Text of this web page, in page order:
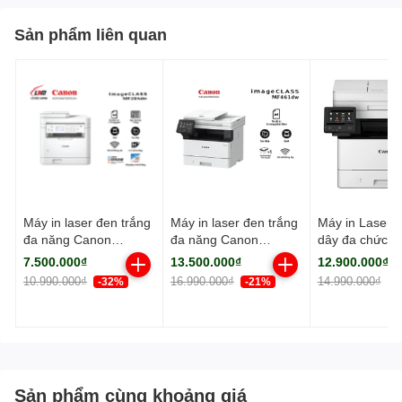
Sản phẩm liên quan
Máy in laser đen trắng
đa năng Canon
MF284dw (In đảo mặt|
Copy| Scan| ADF A4|
A5| USB| LAN| WIFI)
7.500.000₫
10.990.000₫ -32%
Máy in laser đen trắng
đa năng Canon
MF461dw (NK)
13.500.000₫
16.990.000₫ -21%
Máy in Laser
dây đa chức
Canon
(NK)
12.900.000₫
14.990.000₫
Sản phẩm cùng khoảng giá